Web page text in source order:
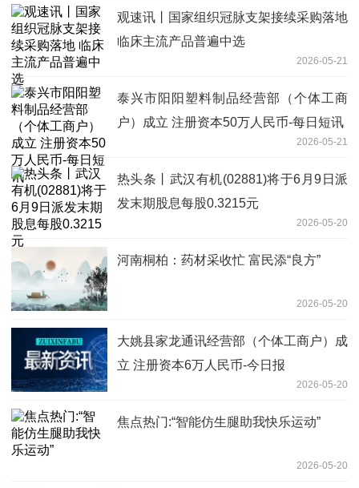
观速讯丨国家组织冠脉支架接续采购落地
临床主流产品普遍中选
2026-05-21
泰兴市阳阳塑料制品经营部（个体工商
户）成立 注册资本50万人民币-每日短讯
2026-05-21
热头条丨武汉有机(02881)将于6月9日派
发末期股息每股0.3215元
2026-05-20
河南桐柏：药材采收忙 富民添“良方”
2026-05-20
大姚县家龙通讯经营部（个体工商户）成
立 注册资本6万人民币-今日报
2026-05-20
焦点热门:“智能仿生腿助我快乐运动”
2026-05-20